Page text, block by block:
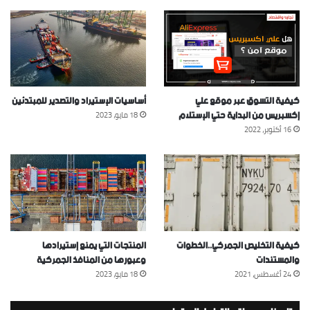
كيفية التسوق عبر موقع علي
إكسبريس من البداية حتي الإستلام
16 أكتوبر، 2022
أساسيات الإستيراد والتصدير للمبتدئين
18 مايو، 2023
كيفية التخليص الجمركي..الخطوات
والمستندات
24 أغسطس، 2021
المنتجات التي يمنع إستيرادها
وعبورها من المنافذ الجمركية
18 مايو، 2023